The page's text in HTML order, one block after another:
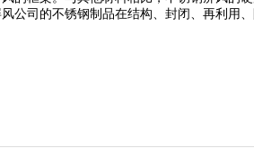
公司的不锈钢制品在结构、封闭、再利用